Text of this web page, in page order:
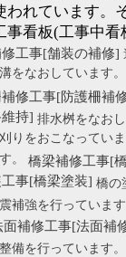
われています。
事看板(工事中
工事[舗装の補修]
をなおしています。
補修工事[防護柵補
持] 排水桝をなお
りをおこなってい
。
橋梁補修工事[
事[橋梁塗装] 橋の
補強を行っていま
面補修工事[法面補
備を行っています。